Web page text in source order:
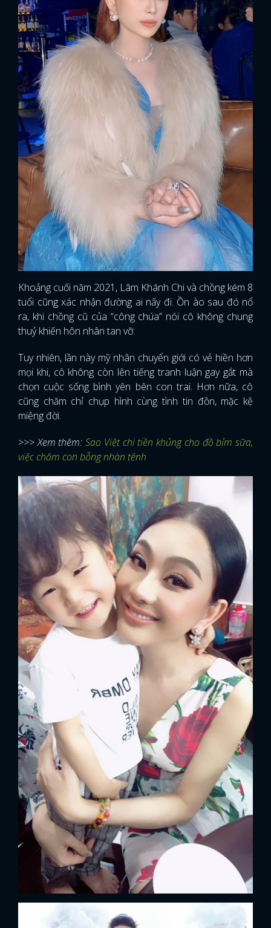
Khoảng cuối năm 2021, Lâm Khánh Chi và chồng kém 8
tuổi cũng xác nhận đường ai nấy đi. Ồn ào sau đó nổ
ra, khi chồng cũ của “công chúa” nói cô không chung
thuỷ khiến hôn nhân tan vỡ.
Tuy nhiên, lần này mỹ nhân chuyển giới có vẻ hiền hơn
mọi khi, cô không còn lên tiếng tranh luận gay gắt mà
chọn cuộc sống bình yên bên con trai. Hơn nữa, cô
cũng chăm chỉ chụp hình cùng tình tin đồn, mặc kệ
miệng đời.
>>> Xem thêm:Sao Việt chi tiền khủng cho đồ bỉm sữa,
việc chăm con bỗng nhàn tênh